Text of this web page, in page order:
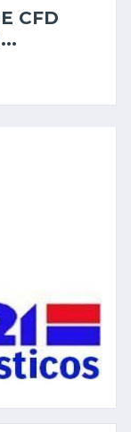
CFD